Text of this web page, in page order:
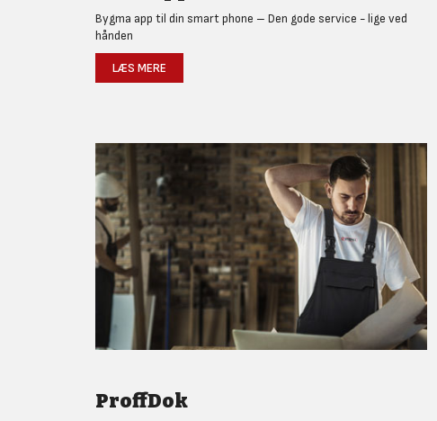
Bygma app til din smart phone – Den gode service - lige ved
hånden
LÆS MERE
ProffDok